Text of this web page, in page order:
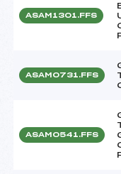
ASAM1301.FFS
ASAM0731.FFS
ASAM0541.FFS